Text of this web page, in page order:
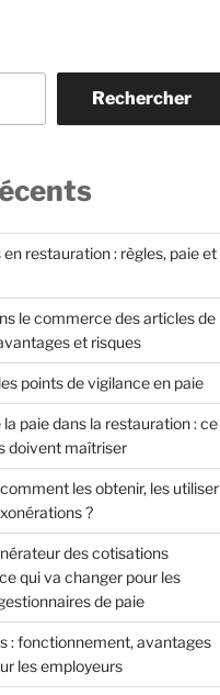
Rechercher
restauration : règles, paie et
le commerce des articles de
et risques
points de vigilance en paie
paie dans la restauration : ce
doivent maîtriser
les obtenir, les utiliser
?
des cotisations
qui va changer pour les
de paie
: fonctionnement, avantages
les employeurs